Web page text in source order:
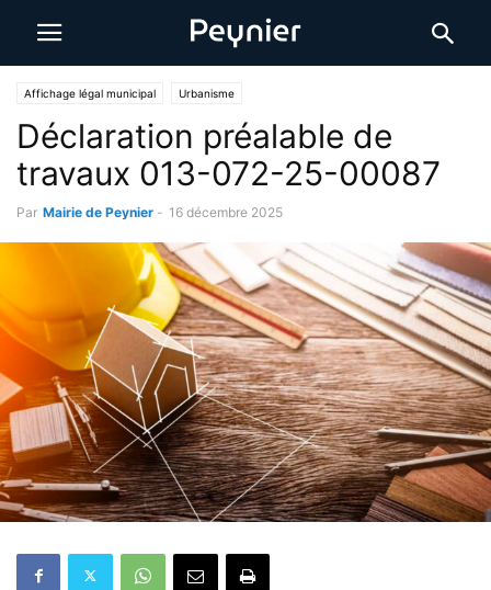
Affichage légal municipal Urbanisme
Déclaration préalable de
travaux 013-072-25-00087
Par Mairie de Peynier - 16 décembre 2025